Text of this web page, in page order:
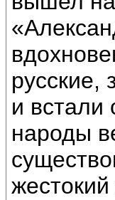
и встали
народы